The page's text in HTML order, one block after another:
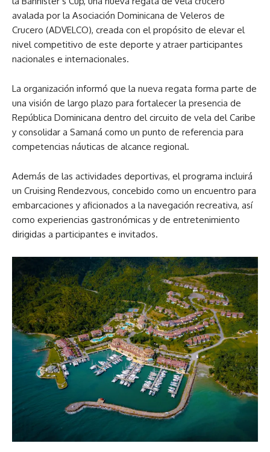
avalada por la Asociación Dominicana de Veleros de
Crucero (ADVELCO), creada con el propósito de elevar el
nivel competitivo de este deporte y atraer participantes
nacionales e internacionales.
La organización informó que la nueva regata forma parte de
una visión de largo plazo para fortalecer la presencia de
República Dominicana dentro del circuito de vela del Caribe
y consolidar a Samaná como un punto de referencia para
competencias náuticas de alcance regional.
Además de las actividades deportivas, el programa incluirá
un Cruising Rendezvous, concebido como un encuentro para
embarcaciones y aficionados a la navegación recreativa, así
como experiencias gastronómicas y de entretenimiento
dirigidas a participantes e invitados.